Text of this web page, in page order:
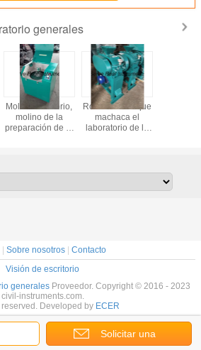
generales
Molino vibratorio,
molino de la
preparación de la
Rodillo doble que
machaca el
laboratorio de la
preparación de la
equipo
Solicitar una
| Sobre nosotros| Contacto
Visión de escritorio
generalesProveedor. Copyright © 2016 - 2023
civil-instruments.com.
Developed by ECER